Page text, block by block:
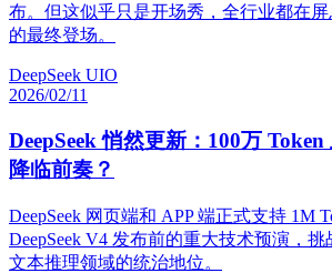
布。但这似乎只是开场秀，全行业都在屏
的最终登场。
DeepSeek UIO
2026/02/11
DeepSeek 悄然更新：100万
降临前奏？
DeepSeek 网页端和 APP 端正式支持 1M
DeepSeek V4 发布前的重大技术预演，挑
文本推理领域的统治地位。